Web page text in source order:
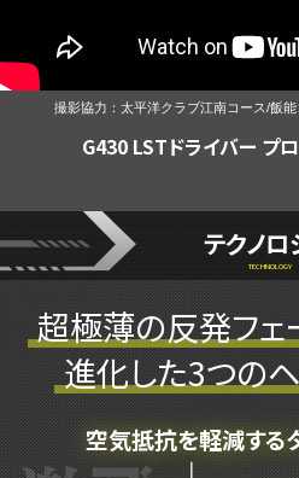
撮影協力：太平洋クラブ江南コース/飯
G430 LSTドライバー プ
テクノ
TECHNOLOGY
超極薄の反発フ
進化した3つの
空気抵抗を軽減する